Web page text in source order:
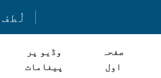
صفحہ
اول
وڈیو پر
پیغامات